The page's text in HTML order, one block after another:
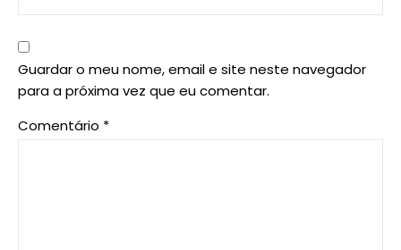
Guardar o meu nome, email e site neste navegador
para a próxima vez que eu comentar.
Comentário *